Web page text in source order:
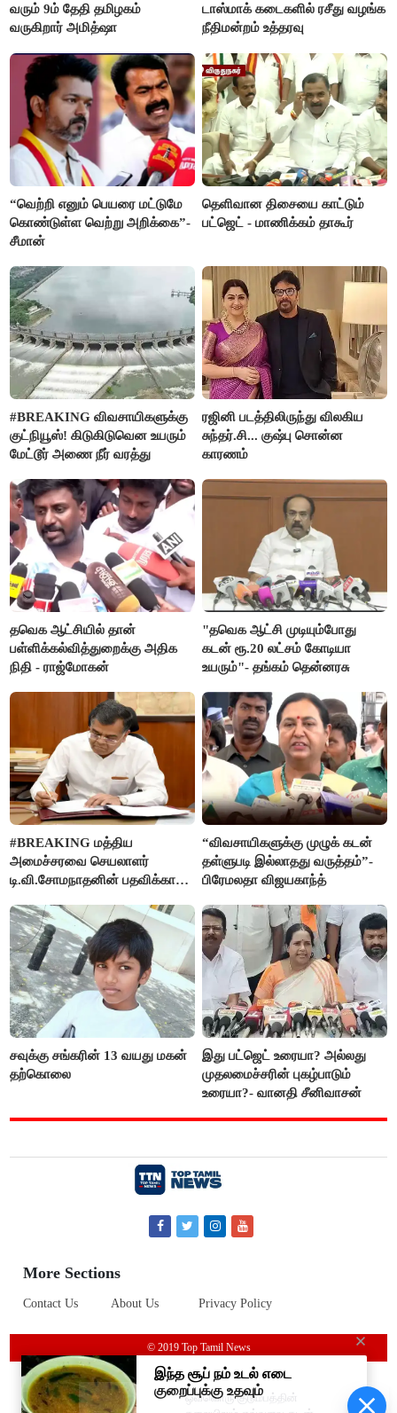
வரும் 9ம் தேதி தமிழகம்
வருகிறார் அமித்ஷா
டாஸ்மாக் கடைகளில் ரசீது வழங்க
நீதிமன்றம் உத்தரவு
“வெற்றி எனும் பெயரை மட்டுமே
கொண்டுள்ள வெற்று அறிக்கை”-
சீமான்
தெளிவான திசையை காட்டும்
பட்ஜெட் - மாணிக்கம் தாகூர்
#BREAKING விவசாயிகளுக்கு
குட்நியூஸ்! கிடுகிடுவென உயரும்
மேட்டூர் அணை நீர் வரத்து
ரஜினி படத்திலிருந்து விலகிய
சுந்தர்.சி... குஷ்பு சொன்ன
காரணம்
தவெக ஆட்சியில் தான்
பள்ளிக்கல்வித்துறைக்கு அதிக
நிதி - ராஜ்மோகன்
"தவெக ஆட்சி முடியும்போது
கடன் ரூ.20 லட்சம் கோடியா
உயரும்"- தங்கம் தென்னரசு
#BREAKING மத்திய
அமைச்சரவை செயலாளர்
டி.வி.சோமநாதனின் பதவிக்காலம்
“விவசாயிகளுக்கு முழுக் கடன்
தள்ளுபடி இல்லாதது வருத்தம்”-
பிரேமலதா விஜயகாந்த்
சவுக்கு சங்கரின் 13 வயது மகன்
தற்கொலை
இது பட்ஜெட் உரையா? அல்லது
முதலமைச்சரின் புகழ்பாடும்
உரையா?- வானதி சீனிவாசன்
More Sections
Contact Us About Us Privacy Policy
© 2019 Top Tamil News
ஒவ்வொரு குடும்பத்தின்